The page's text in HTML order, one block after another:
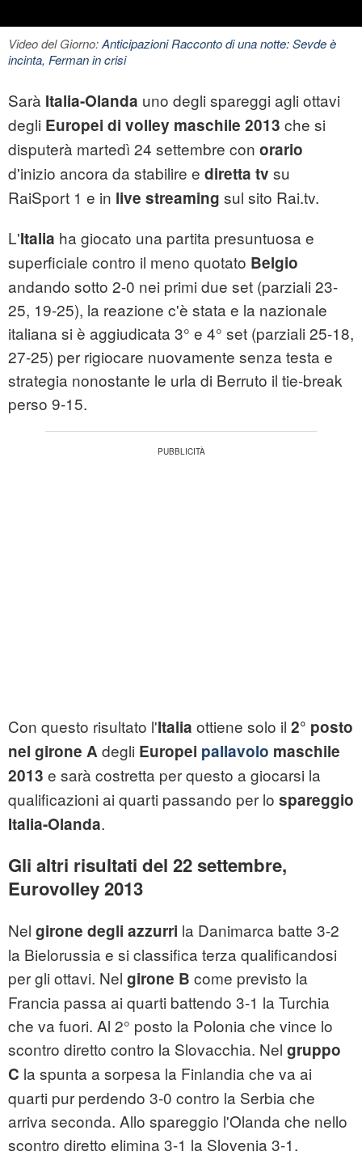
Video del Giorno:Anticipazioni Racconto di una notte: Sevde è
incinta, Ferman in crisi
Sarà Italia-Olanda uno degli spareggi agli ottavi
degli Europei di volley maschile 2013 che si
disputerà martedì 24 settembre con orario
d'inizio ancora da stabilire e diretta tv su
RaiSport 1 e in live streaming sul sito Rai.tv.
L'Italia ha giocato una partita presuntuosa e
superficiale contro il meno quotato Belgio
andando sotto 2-0 nei primi due set (parziali 23-
25, 19-25), la reazione c'è stata e la nazionale
italiana si è aggiudicata 3° e 4° set (parziali 25-18,
27-25) per rigiocare nuovamente senza testa e
strategia nonostante le urla di Berruto il tie-break
perso 9-15.
Con questo risultato l'Italia ottiene solo il 2° posto
nel girone Adegli Europei pallavolo maschile
2013 e sarà costretta per questo a giocarsi la
qualificazioni ai quarti passando per lo spareggio
Italia-Olanda.
Gli altri risultati del 22 settembre,
Eurovolley 2013
Nel girone degli azzurri la Danimarca batte 3-2
la Bielorussia e si classifica terza qualificandosi
per gli ottavi. Nel girone B come previsto la
Francia passa ai quarti battendo 3-1 la Turchia
che va fuori. Al 2° posto la Polonia che vince lo
scontro diretto contro la Slovacchia. Nel gruppo
C la spunta a sorpesa la Finlandia che va ai
quarti pur perdendo 3-0 contro la Serbia che
arriva seconda. Allo spareggio l'Olanda che nello
scontro diretto elimina 3-1 la Slovenia 3-1.